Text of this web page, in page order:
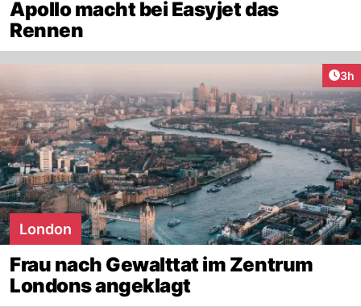
Apollo macht bei Easyjet das
Rennen
3h
London
Frau nach Gewalttat im Zentrum
Londons angeklagt